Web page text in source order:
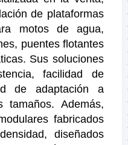
de plataformas
motos de agua,
puentes flotantes
Sus soluciones
facilidad de
de adaptación a
tamaños. Además,
fabricados
diseñados